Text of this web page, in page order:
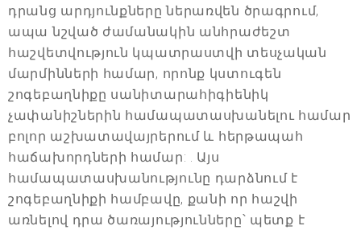
դրանց արդյունքները ներառվեն ծրագրում,
ապա նշված ժամանակին անհրաժեշտ
հաշվետվություն կպատրաստվի տեսչական
մարմինների համար, որոնք կստուգեն
շոգեբաղնիքը սանիտարահիգիենիկ
չափանիշներին համապատասխանելու համար
բոլոր աշխատավայրերում և հերթապահ
հաճախորդների համար: . Այս
համապատասխանությունը դարձնում է
շոգեբաղնիքի համբավը, քանի որ հաշվի
առնելով դրա ծառայությունները՝ պետք է